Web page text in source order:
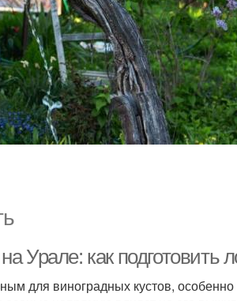
Урале: как подготовить
для виноградных кустов,